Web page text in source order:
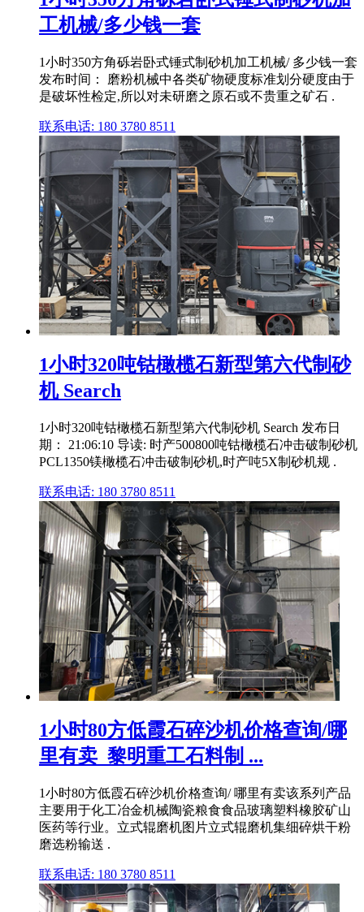
工机械/多少钱一套
1小时350方角砾岩卧式锤式制砂机加工机械/ 多少钱一套
发布时间： 磨粉机械中各类矿物硬度标准划分硬度由于
是破坏性检定,所以对未研磨之原石或不贵重之矿石 .
联系电话: 180 3780 8511
1小时320吨钴橄榄石新型第六代制砂
机 Search
1小时320吨钴橄榄石新型第六代制砂机 Search 发布日
期： 21:06:10 导读: 时产500800吨钴橄榄石冲击破制砂机
PCL1350镁橄榄石冲击破制砂机,时产吨5X制砂机规 .
联系电话: 180 3780 8511
1小时80方低霞石碎沙机价格查询/哪
里有卖_黎明重工石料制 ...
1小时80方低霞石碎沙机价格查询/ 哪里有卖该系列产品
主要用于化工冶金机械陶瓷粮食食品玻璃塑料橡胶矿山
医药等行业。立式辊磨机图片立式辊磨机集细碎烘干粉
磨选粉输送 .
联系电话: 180 3780 8511